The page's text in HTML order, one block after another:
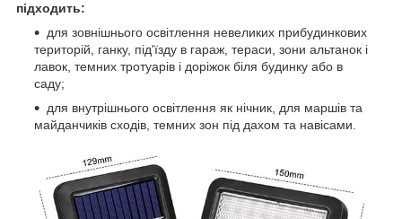
підходить:
для зовнішнього освітлення невеликих прибудинкових
територій, ганку, під'їзду в гараж, тераси, зони альтанок і
лавок, темних тротуарів і доріжок біля будинку або в
саду;
для внутрішнього освітлення як нічник, для маршів та
майданчиків сходів, темних зон під дахом та навісами.